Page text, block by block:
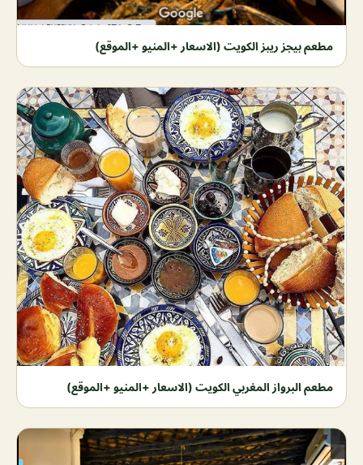
مطعم بيجز ريبز الكويت (الاسعار +المنيو +الموقع)
مطعم البرواز المغربي الكويت (الاسعار +المنيو +الموقع)